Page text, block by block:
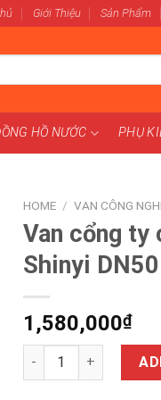
Giới Thiệu Sản Phẩm
HỒ NƯỚC PHỤ
HOME / VAN CÔNG
Van cổng ty
Shinyi DN50
1,580,000₫
Van cổng ty chìm nắp